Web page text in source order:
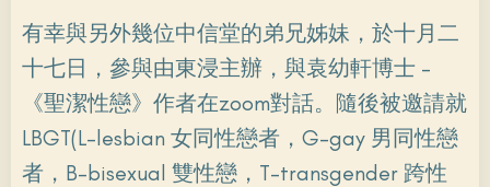
有幸與另外幾位中信堂的弟兄姊妹，於十月二
十七日，參與由東浸主辦，與袁幼軒博士 -
《聖潔性戀》作者在zoom對話。隨後被邀請就
LBGT(L-lesbian 女同性戀者，G-gay 男同性戀
者，B-bisexual 雙性戀，T-transgender 跨性